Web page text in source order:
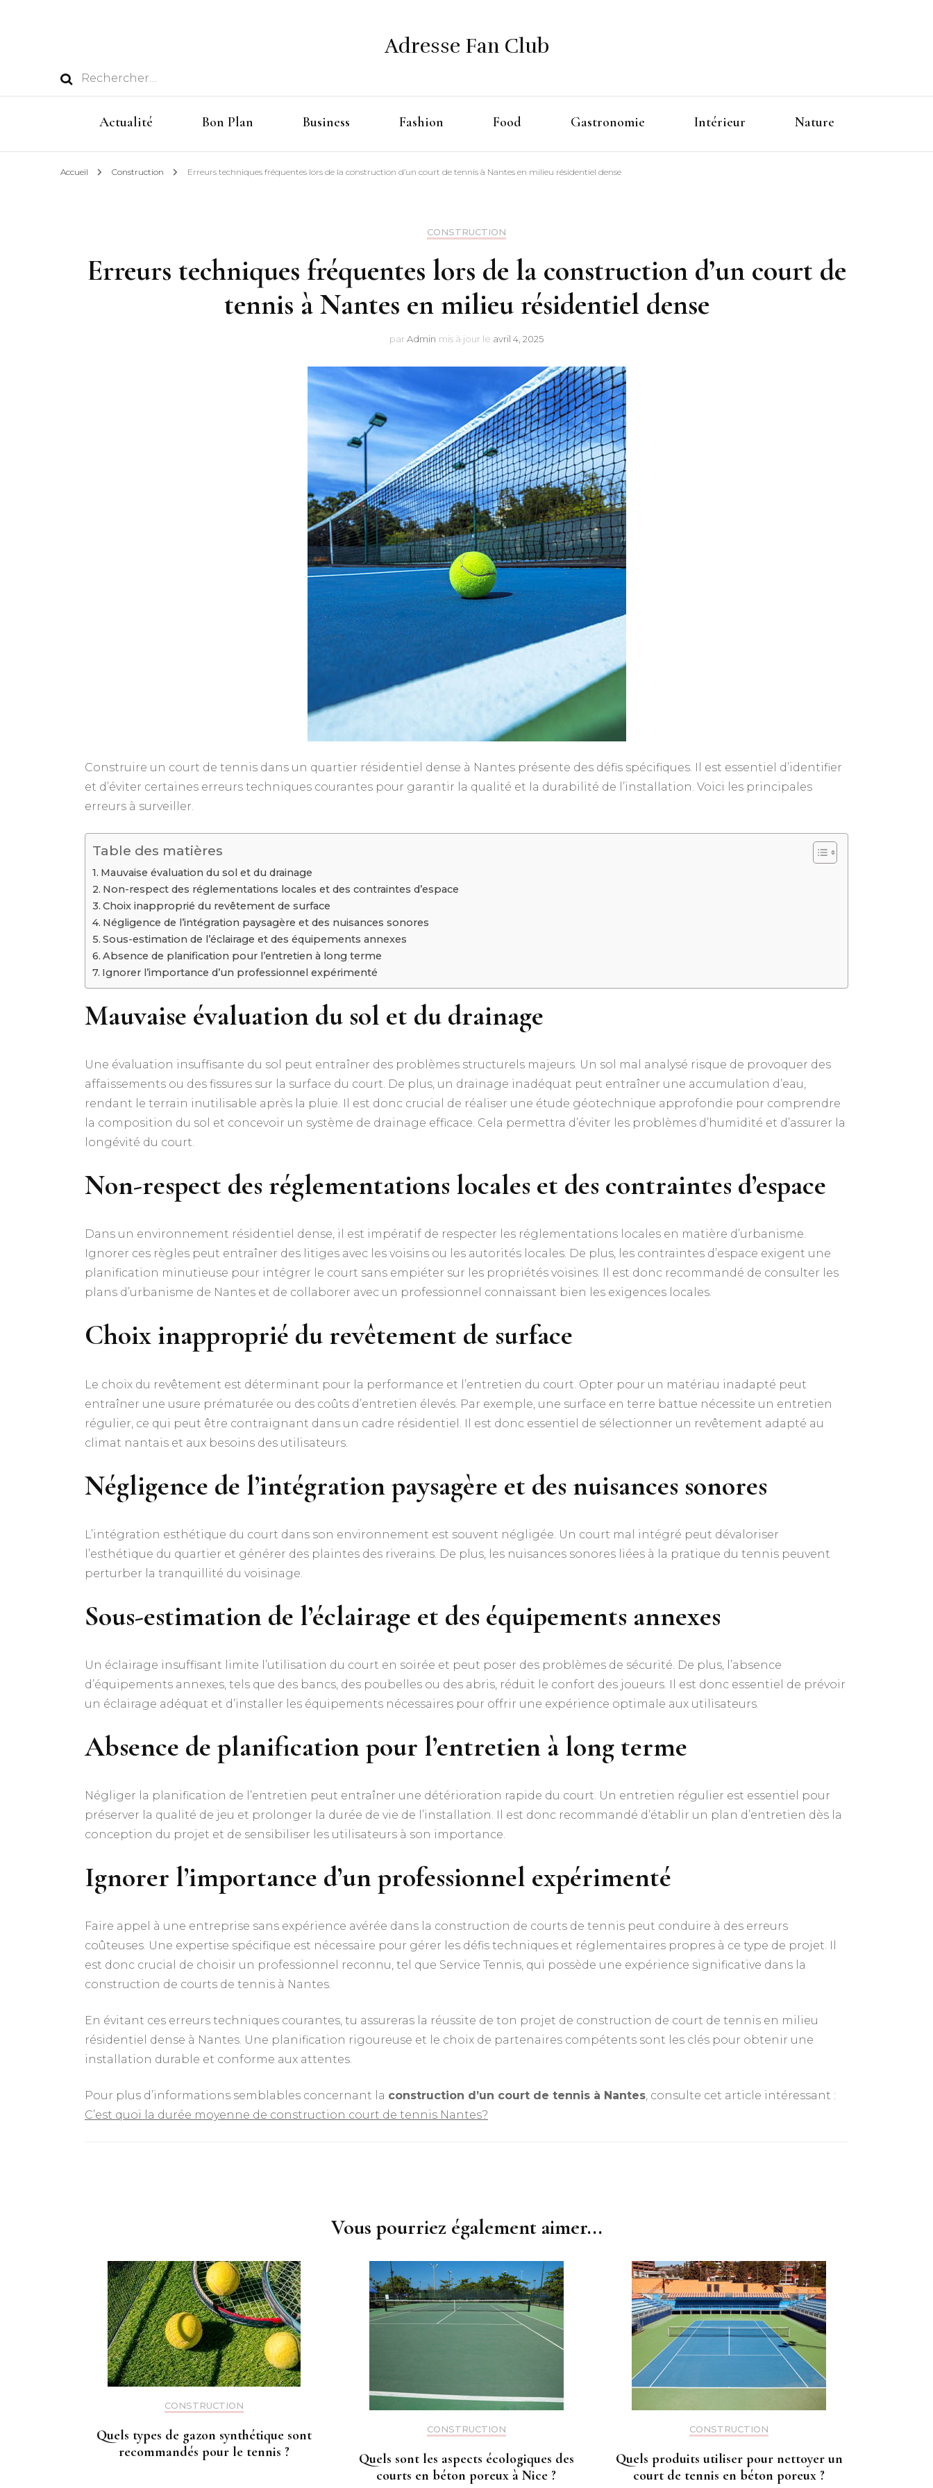
Rechercher :
Adresse Fan Club
Actualité Bon Plan Business Fashion Food Gastronomie Intérieur Nature
Accueil Construction Erreurs techniques fréquentes lors de la construction d’un court de tennis à Nantes en milieu résidentiel dense
CONSTRUCTION
Erreurs techniques fréquentes lors de la construction d’un court de
tennis à Nantes en milieu résidentiel dense
par Admin mis à jour le avril 4, 2025
Construire un court de tennis dans un quartier résidentiel dense à Nantes présente des défis spécifiques. Il est essentiel d’identifier
et d’éviter certaines erreurs techniques courantes pour garantir la qualité et la durabilité de l’installation. Voici les principales
erreurs à surveiller.
Table des matières
Mauvaise évaluation du sol et du drainage
Non-respect des réglementations locales et des contraintes d’espace
Choix inapproprié du revêtement de surface
Négligence de l’intégration paysagère et des nuisances sonores
Sous-estimation de l’éclairage et des équipements annexes
Absence de planification pour l’entretien à long terme
Ignorer l’importance d’un professionnel expérimenté
Mauvaise évaluation du sol et du drainage
Une évaluation insuffisante du sol peut entraîner des problèmes structurels majeurs. Un sol mal analysé risque de provoquer des
affaissements ou des fissures sur la surface du court. De plus, un drainage inadéquat peut entraîner une accumulation d’eau,
rendant le terrain inutilisable après la pluie. Il est donc crucial de réaliser une étude géotechnique approfondie pour comprendre
la composition du sol et concevoir un système de drainage efficace. Cela permettra d’éviter les problèmes d’humidité et d’assurer la
longévité du court.​
Non-respect des réglementations locales et des contraintes d’espace
Dans un environnement résidentiel dense, il est impératif de respecter les réglementations locales en matière d’urbanisme.
Ignorer ces règles peut entraîner des litiges avec les voisins ou les autorités locales. De plus, les contraintes d’espace exigent une
planification minutieuse pour intégrer le court sans empiéter sur les propriétés voisines. Il est donc recommandé de consulter les
plans d’urbanisme de Nantes et de collaborer avec un professionnel connaissant bien les exigences locales.​
Choix inapproprié du revêtement de surface
Le choix du revêtement est déterminant pour la performance et l’entretien du court. Opter pour un matériau inadapté peut
entraîner une usure prématurée ou des coûts d’entretien élevés. Par exemple, une surface en terre battue nécessite un entretien
régulier, ce qui peut être contraignant dans un cadre résidentiel. Il est donc essentiel de sélectionner un revêtement adapté au
climat nantais et aux besoins des utilisateurs.​
Négligence de l’intégration paysagère et des nuisances sonores
L’intégration esthétique du court dans son environnement est souvent négligée. Un court mal intégré peut dévaloriser
l’esthétique du quartier et générer des plaintes des riverains. De plus, les nuisances sonores liées à la pratique du tennis peuvent
perturber la tranquillité du voisinage.
Sous-estimation de l’éclairage et des équipements annexes
Un éclairage insuffisant limite l’utilisation du court en soirée et peut poser des problèmes de sécurité. De plus, l’absence
d’équipements annexes, tels que des bancs, des poubelles ou des abris, réduit le confort des joueurs. Il est donc essentiel de prévoir
un éclairage adéquat et d’installer les équipements nécessaires pour offrir une expérience optimale aux utilisateurs.​
Absence de planification pour l’entretien à long terme
Négliger la planification de l’entretien peut entraîner une détérioration rapide du court. Un entretien régulier est essentiel pour
préserver la qualité de jeu et prolonger la durée de vie de l’installation. Il est donc recommandé d’établir un plan d’entretien dès la
conception du projet et de sensibiliser les utilisateurs à son importance.​
Ignorer l’importance d’un professionnel expérimenté
Faire appel à une entreprise sans expérience avérée dans la construction de courts de tennis peut conduire à des erreurs
coûteuses. Une expertise spécifique est nécessaire pour gérer les défis techniques et réglementaires propres à ce type de projet. Il
est donc crucial de choisir un professionnel reconnu, tel que Service Tennis, qui possède une expérience significative dans la
construction de courts de tennis à Nantes.​
En évitant ces erreurs techniques courantes, tu assureras la réussite de ton projet de construction de court de tennis en milieu
résidentiel dense à Nantes. Une planification rigoureuse et le choix de partenaires compétents sont les clés pour obtenir une
installation durable et conforme aux attentes.​
Pour plus d’informations semblables concernant la construction d’un court de tennis à Nantes, consulte cet article intéressant :
C’est quoi la durée moyenne de construction court de tennis Nantes?
Vous pourriez également aimer...
CONSTRUCTION
Quels types de gazon synthétique sont
recommandés pour le tennis ?
CONSTRUCTION
Quels sont les aspects écologiques des
courts en béton poreux à Nice ?
CONSTRUCTION
Quels produits utiliser pour nettoyer un
court de tennis en béton poreux ?